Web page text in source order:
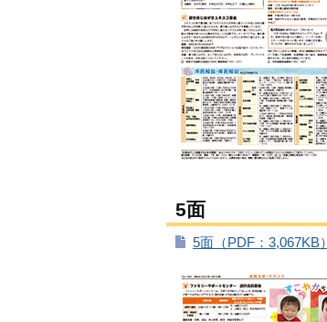
5面
5面（PDF：3,067KB）